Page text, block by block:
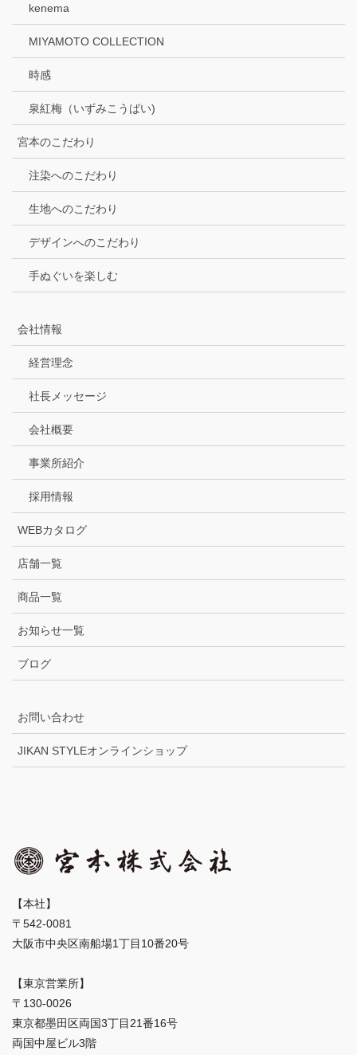
kenema
MIYAMOTO COLLECTION
時感
泉紅梅（いずみこうばい)
宮本のこだわり
注染へのこだわり
生地へのこだわり
デザインへのこだわり
手ぬぐいを楽しむ
会社情報
経営理念
社長メッセージ
会社概要
事業所紹介
採用情報
WEBカタログ
店舗一覧
商品一覧
お知らせ一覧
ブログ
お問い合わせ
JIKAN STYLEオンラインショップ
【本社】
〒542-0081
大阪市中央区南船場1丁目10番20号
【東京営業所】
〒130-0026
東京都墨田区両国3丁目21番16号
両国中屋ビル3階